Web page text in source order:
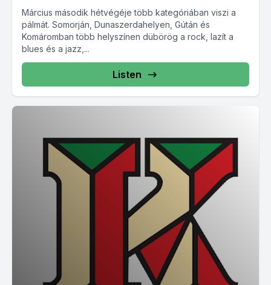
Március második hétvégéje több kategóriában viszi a
pálmát. Somorján, Dunaszerdahelyen, Gútán és
Komáromban több helyszínen dübörög a rock, lazít a
blues és a jazz,...
Listen